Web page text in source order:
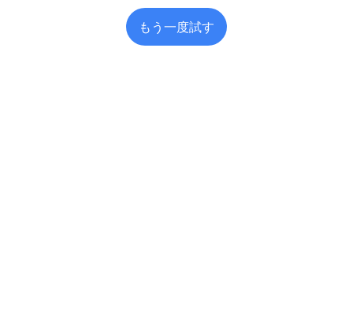
もう一度試す